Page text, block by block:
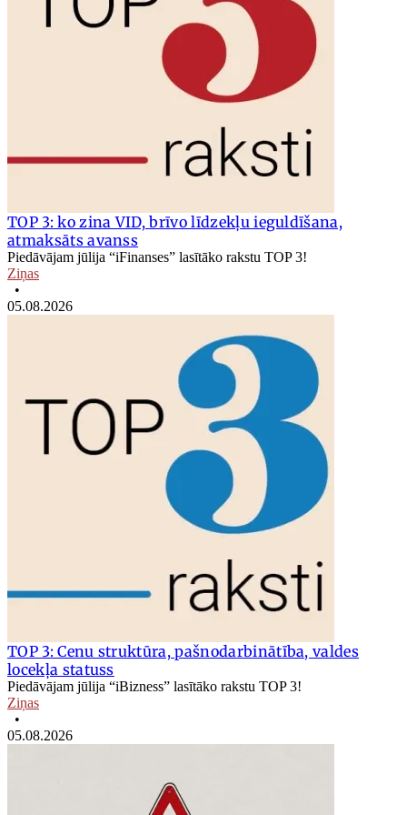
TOP 3: ko zina VID, brīvo līdzekļu ieguldīšana,
atmaksāts avanss
Piedāvājam jūlija “iFinanses” lasītāko rakstu TOP 3!
Ziņas
•
05.08.2026
TOP 3: Cenu struktūra, pašnodarbinātība, valdes
locekļa statuss
Piedāvājam jūlija “iBizness” lasītāko rakstu TOP 3!
Ziņas
•
05.08.2026